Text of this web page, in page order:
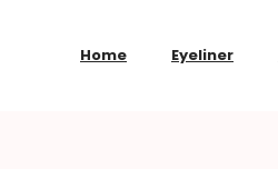
Home Eyeliner